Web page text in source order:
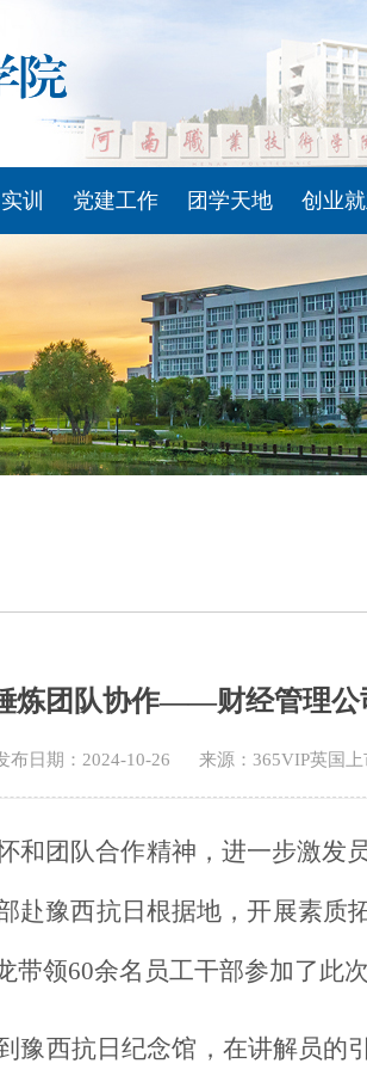
VIP认证)官网
训 党建工作 团学天地 创业
炼团队协作——财经管理公
布日期：2024-10-26 来源：365VIP英国上
和团队合作精神，进一步激发
赴豫西抗日根据地，开展素质
领60余名员工干部参加了此次
豫西抗日纪念馆，在讲解员的